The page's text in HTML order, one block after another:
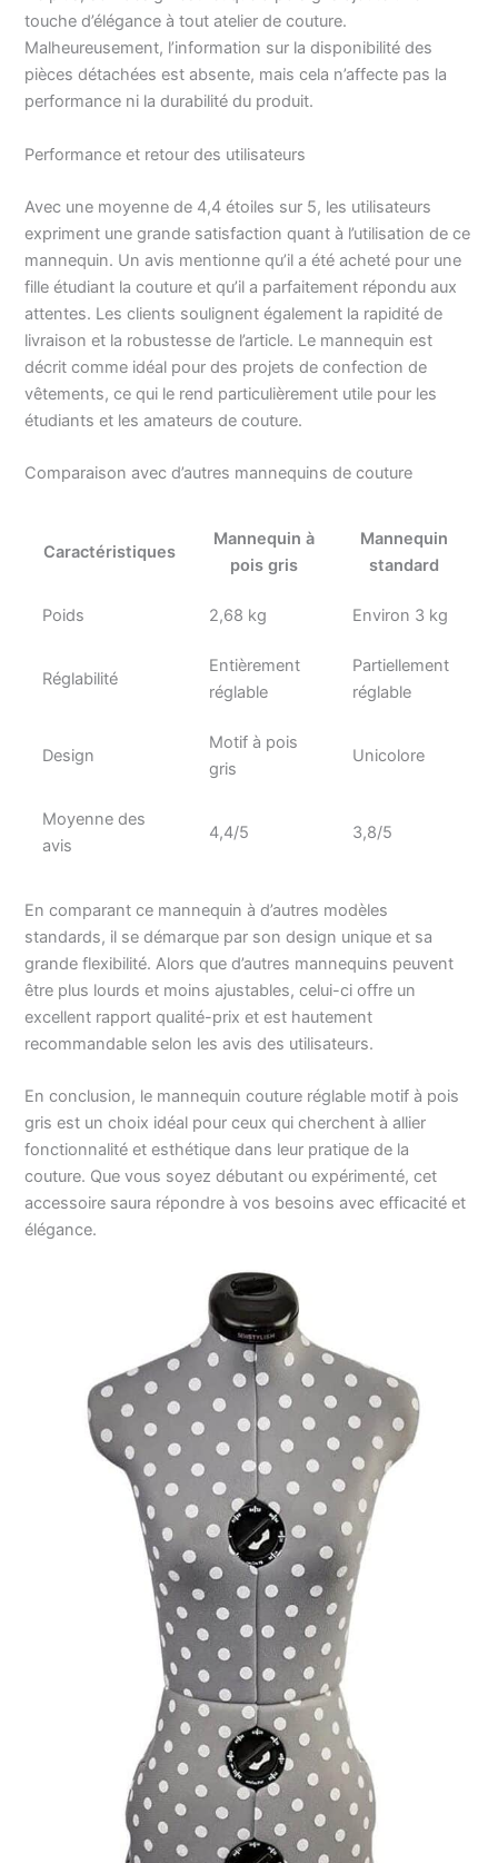
touche d’élégance à tout atelier de couture.
Malheureusement, l’information sur la disponibilité des
pièces détachées est absente, mais cela n’affecte pas la
performance ni la durabilité du produit.
Performance et retour des utilisateurs
Avec une moyenne de 4,4 étoiles sur 5, les utilisateurs
expriment une grande satisfaction quant à l’utilisation de ce
mannequin. Un avis mentionne qu’il a été acheté pour une
fille étudiant la couture et qu’il a parfaitement répondu aux
attentes. Les clients soulignent également la rapidité de
livraison et la robustesse de l’article. Le mannequin est
décrit comme idéal pour des projets de confection de
vêtements, ce qui le rend particulièrement utile pour les
étudiants et les amateurs de couture.
Comparaison avec d’autres mannequins de couture
Caractéristiques
Mannequin à
pois gris
Mannequin
standard
Poids 2,68 kg Environ 3 kg
Réglabilité
Entièrement
réglable
Partiellement
réglable
Design
Motif à pois
gris
Unicolore
Moyenne des
avis
4,4/5 3,8/5
En comparant ce mannequin à d’autres modèles
standards, il se démarque par son design unique et sa
grande flexibilité. Alors que d’autres mannequins peuvent
être plus lourds et moins ajustables, celui-ci offre un
excellent rapport qualité-prix et est hautement
recommandable selon les avis des utilisateurs.
En conclusion, le mannequin couture réglable motif à pois
gris est un choix idéal pour ceux qui cherchent à allier
fonctionnalité et esthétique dans leur pratique de la
couture. Que vous soyez débutant ou expérimenté, cet
accessoire saura répondre à vos besoins avec efficacité et
élégance.